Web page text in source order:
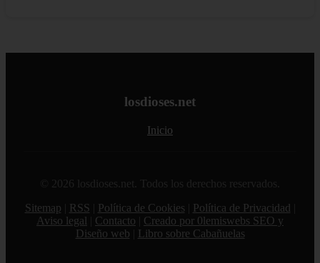
losdioses.net
Inicio
© 2026 losdioses.net. Todos los derechos reservados.
Sitemap
RSS Política de Cookies Política de Privacidad
Aviso legal
Contacto
Creado por 0lemiswebs SEO y
Diseño web
Libro sobre Cabañuelas